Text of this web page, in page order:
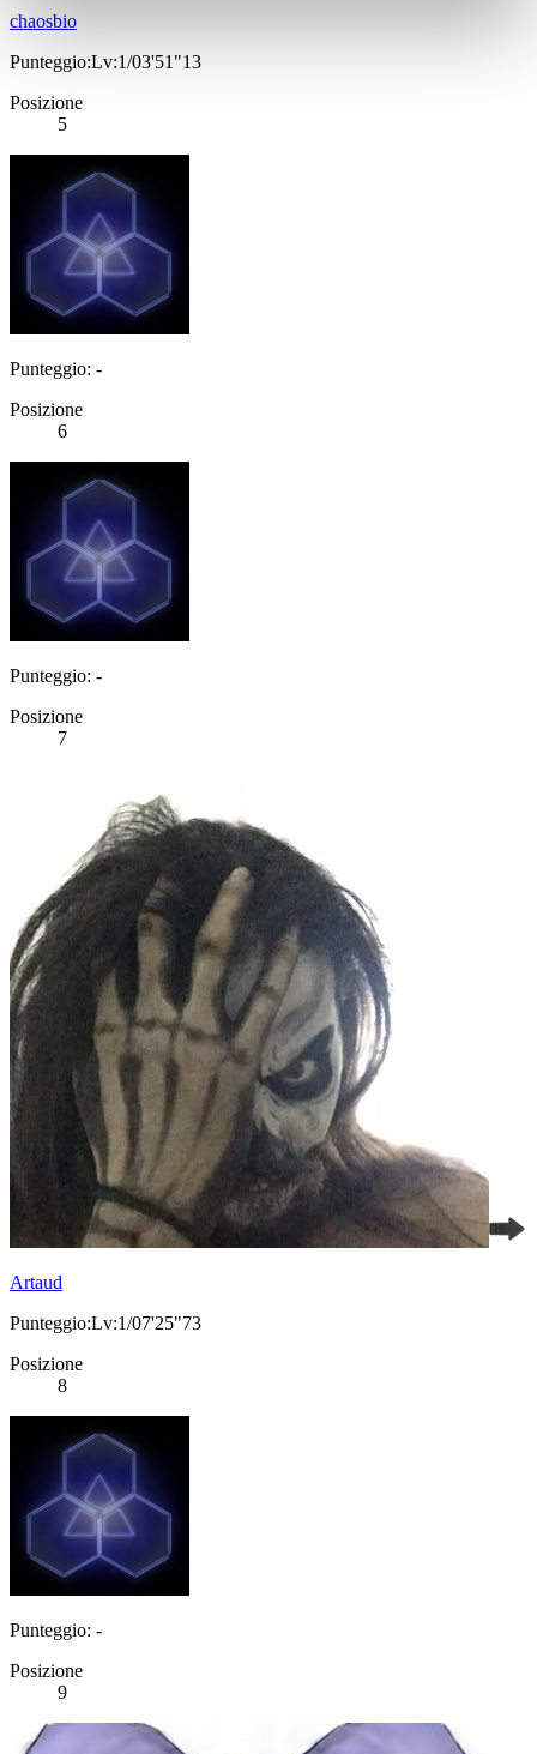
chaosbio
Punteggio:Lv:1/03'51"13
Posizione
5
Punteggio: -
Posizione
6
Punteggio: -
Posizione
7
Artaud
Punteggio:Lv:1/07'25"73
Posizione
8
Punteggio: -
Posizione
9